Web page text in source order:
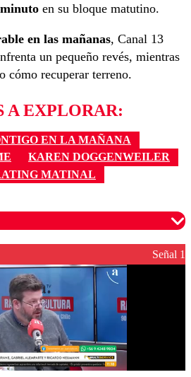
en su bloque matutino.
en las mañanas, Canal 13
un pequeño revés, mientras
cómo recuperar terreno.
A EXPLORAR:
EN LA MAÑANA
KAREN DOGGENWEILER
MATINAL
moderados para garantizar un
respetuoso.
Señal 1